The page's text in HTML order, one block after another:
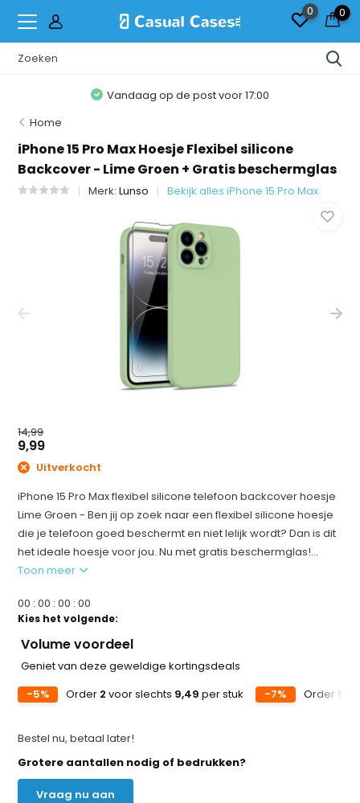
0 0
Vandaag op de post voor 17:00
Home
iPhone 15 Pro Max Hoesje Flexibel silicone
Backcover - Lime Groen + Gratis beschermglas
Merk:Lunso Bekijk alles iPhone 15 Pro Max
14,99
9,99
Uitverkocht
iPhone 15 Pro Max flexibel silicone telefoon backcover hoesje
Lime Groen - Ben jij op zoek naar een flexibel silicone hoesje
die je telefoon goed beschermt en niet lelijk wordt? Dan is dit
het ideale hoesje voor jou. Nu met gratis beschermglas!...
Toon meer
00 :00 :00 :00
Kies het volgende:
Volume voordeel
Geniet van deze geweldige kortingsdeals
-5%
Order 2 voor slechts 9,49 per stuk -7% Order 5
Bestel nu, betaal later!
Grotere aantallen nodig of bedrukken?
Vraag nu aan